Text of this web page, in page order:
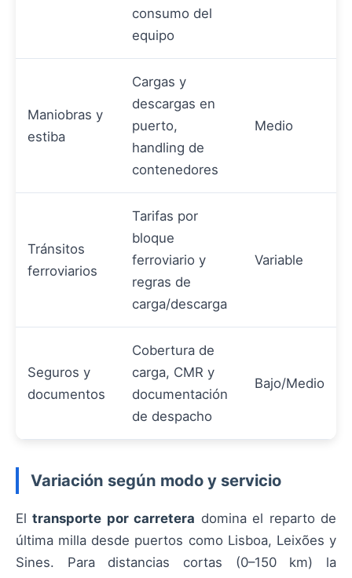
consumo del
equipo
Maniobras y
estiba
Cargas y
descargas en
puerto,
handling de
contenedores
Medio
Tránsitos
ferroviarios
Tarifas por
bloque
ferroviario y
regras de
carga/descarga
Variable
Seguros y
documentos
Cobertura de
carga, CMR y
documentación
de despacho
Bajo/Medio
Variación según modo y servicio
Eltransporte por carretera domina el reparto de
última milla desde puertos como Lisboa, Leixões y
Sines. Para distancias cortas (0–150 km) la